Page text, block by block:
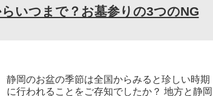
いつまで？お墓参りの3つのNG
静岡のお盆の季節は全国からみると珍しい時期
に行われることをご存知でしたか？ 地方と静岡